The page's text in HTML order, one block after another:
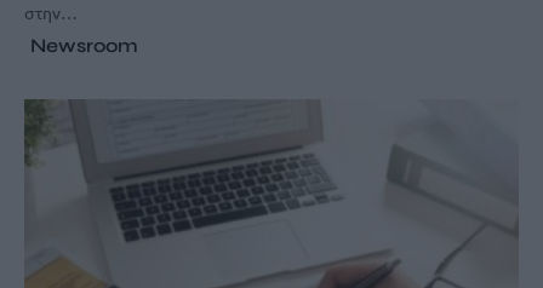
στην…
Newsroom